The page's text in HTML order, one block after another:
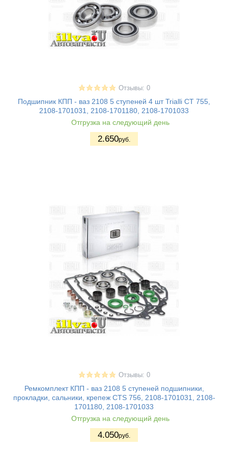
Отзывы: 0
Подшипник КПП - ваз 2108 5 ступеней 4 шт Trialli CT 755,
2108-1701031, 2108-1701180, 2108-1701033
Отгрузка на следующий день
2.650руб.
Отзывы: 0
Ремкомплект КПП - ваз 2108 5 ступеней подшипники,
прокладки, сальники, крепеж CTS 756, 2108-1701031, 2108-
1701180, 2108-1701033
Отгрузка на следующий день
4.050руб.